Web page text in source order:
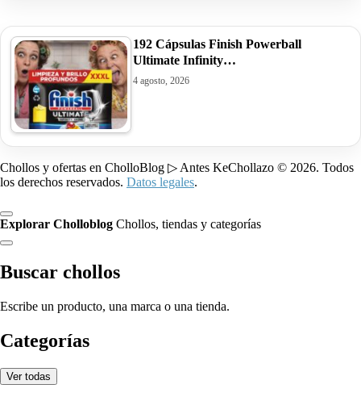
192 Cápsulas Finish Powerball
Ultimate Infinity…
4 agosto, 2026
Chollos y ofertas en CholloBlog ▷ Antes KeChollazo © 2026. Todos
los derechos reservados. Datos legales.
Explorar Cholloblog Chollos, tiendas y categorías
Buscar chollos
Escribe un producto, una marca o una tienda.
Categorías
Ver todas